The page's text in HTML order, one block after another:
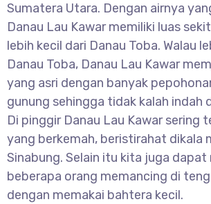
Sumatera Utara. Dengan airnya
Danau Lau Kawar memiliki luas
lebih kecil dari Danau Toba. Walau
Danau Toba, Danau Lau Kawar
yang asri dengan banyak
gunung sehingga tidak kalah indah
Di pinggir Danau Lau Kawar sering
yang berkemah, beristirahat dikala
Sinabung. Selain itu kita juga dapat
beberapa orang memancing di
dengan memakai bahtera kecil.